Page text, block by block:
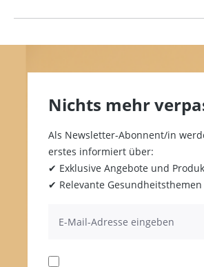
Nichts mehr
Als Newsletter-Abonnent/in
erstes informiert über:
✔ Exklusive Angebote und
✔ Relevante Gesundheitsthemen